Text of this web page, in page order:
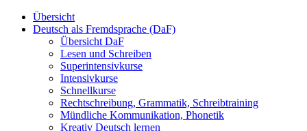
Übersicht
Deutsch als Fremdsprache (DaF)
Übersicht DaF
Lesen und Schreiben
Superintensivkurse
Intensivkurse
Schnellkurse
Rechtschreibung, Grammatik, Schreibtraining
Mündliche Kommunikation, Phonetik
Kreativ Deutsch lernen